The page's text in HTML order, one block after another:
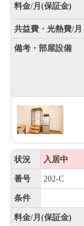
料金/月(保証金)
共益費・光熱費/月
備考・部屋設備
状況 入居中
番号 202-C
条件
料金/月(保証金)